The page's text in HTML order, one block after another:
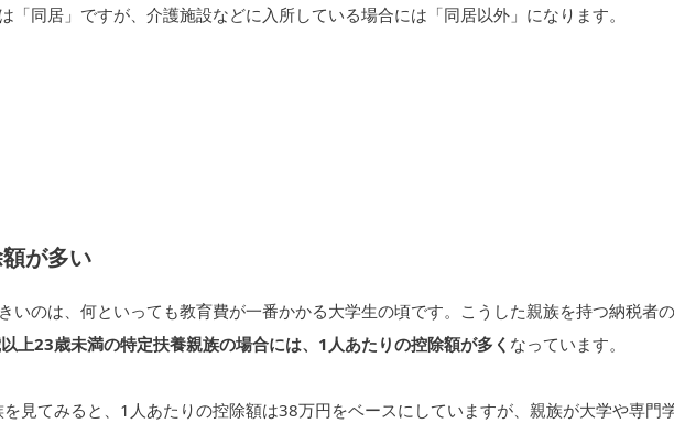
「同居」ですが、介護施設などに入所している場合には「同居以外」になります。
が多い
いのは、何といっても教育費が一番かかる大学生の頃です。こうした親族を持つ納税者の
上23歳未満の特定扶養親族の場合には、1人あたりの控除額が多く なっています。
見てみると、1人あたりの控除額は38万円をベースにしていますが、親族が大学や専門